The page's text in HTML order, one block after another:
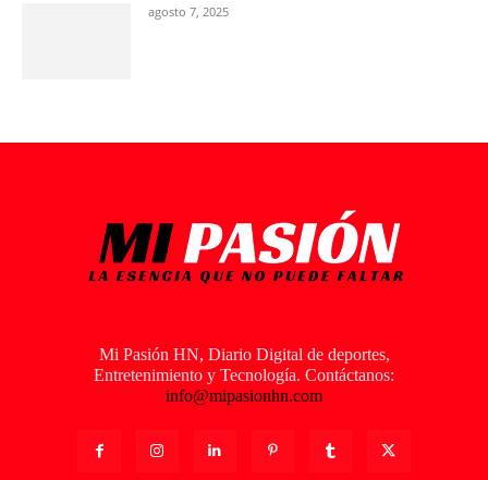
agosto 7, 2025
Mi Pasión HN, Diario Digital de deportes,
Entretenimiento y Tecnología. Contáctanos:
info@mipasionhn.com